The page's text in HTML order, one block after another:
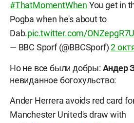
#ThatMomentWhen You get in
Pogba when he's about to
Dab.pic.twitter.com/
— BBC Sporf (@BBCSporf)2
Но не все были добры: Андер
невиданное богохульство:
Ander Herrera avoids red card
Manchester United's draw with